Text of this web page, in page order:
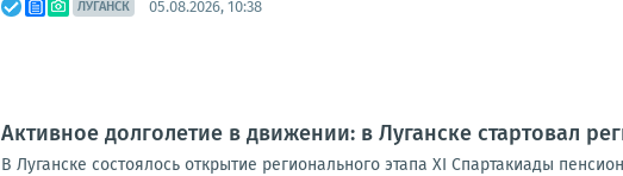
ЛУГАНСК 05.08.2026, 10:38
Активное долголетие в движении: в Луганске стартовал
В Луганске состоялось открытие регионального этапа XI Спартакиады